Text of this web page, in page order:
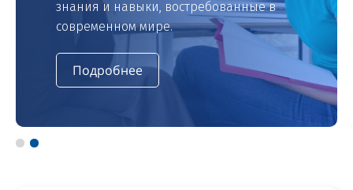
знания и навыки, востребованные в
современном мире.
Подробнее